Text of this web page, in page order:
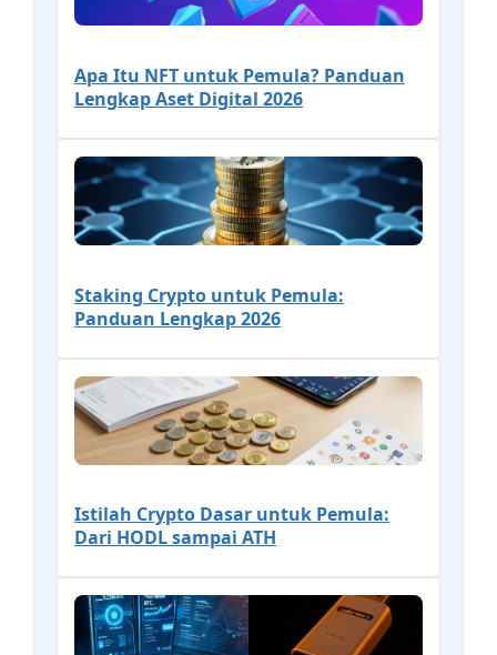
Apa Itu NFT untuk Pemula? Panduan
Lengkap Aset Digital 2026
Staking Crypto untuk Pemula:
Panduan Lengkap 2026
Istilah Crypto Dasar untuk Pemula:
Dari HODL sampai ATH